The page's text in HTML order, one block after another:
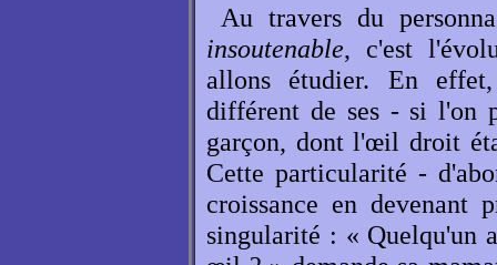
Au travers du
insoutenable, c'est
allons étudier. En
différent de ses - si l'on
garçon, dont l'œil droit
Cette particularité -
croissance en devenant
singularité : « Quelqu'un